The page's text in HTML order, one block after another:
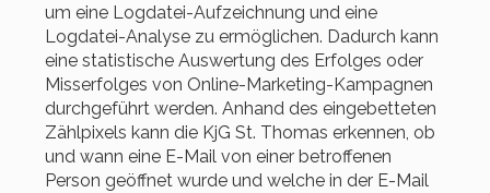
um eine Logdatei-Aufzeichnung und eine
Logdatei-Analyse zu ermöglichen. Dadurch kann
eine statistische Auswertung des Erfolges oder
Misserfolges von Online-Marketing-Kampagnen
durchgeführt werden. Anhand des eingebetteten
Zählpixels kann die KjG St. Thomas erkennen, ob
und wann eine E-Mail von einer betroffenen
Person geöffnet wurde und welche in der E-Mail